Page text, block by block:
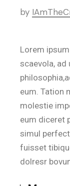
by
Lorem
scaevola, ad
eum. Tation
molestie
eum diceret
simul
fuisset
dolresr